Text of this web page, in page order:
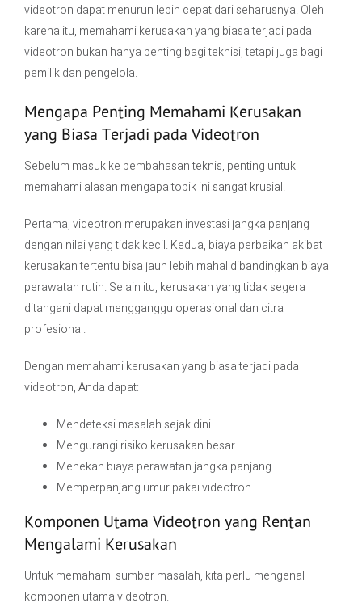
videotron dapat menurun lebih cepat dari seharusnya. Oleh
karena itu, memahami kerusakan yang biasa terjadi pada
videotron bukan hanya penting bagi teknisi, tetapi juga bagi
pemilik dan pengelola.
Mengapa Penting Memahami Kerusakan
yang Biasa Terjadi pada Videotron
Sebelum masuk ke pembahasan teknis, penting untuk
memahami alasan mengapa topik ini sangat krusial.
Pertama, videotron merupakan investasi jangka panjang
dengan nilai yang tidak kecil. Kedua, biaya perbaikan akibat
kerusakan tertentu bisa jauh lebih mahal dibandingkan biaya
perawatan rutin. Selain itu, kerusakan yang tidak segera
ditangani dapat mengganggu operasional dan citra
profesional.
Dengan memahami kerusakan yang biasa terjadi pada
videotron, Anda dapat:
Mendeteksi masalah sejak dini
Mengurangi risiko kerusakan besar
Menekan biaya perawatan jangka panjang
Memperpanjang umur pakai videotron
Komponen Utama Videotron yang Rentan
Mengalami Kerusakan
Untuk memahami sumber masalah, kita perlu mengenal
komponen utama videotron.